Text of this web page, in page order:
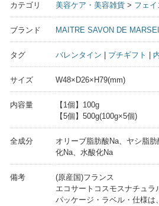
カテゴリ 美容ケア・美容雑貨 > フェ
ブランド MAITRE SAVON DE
タグ バレンタイン プチギフト
サイズ W48×D26×H79(mm)
内容量
【1個】100g
【5個】500g(100g×5個)
全成分
オリーブ脂肪酸Na、ヤシ脂
化Na、水酸化Na
備考
(原産国)フランス
エコサートコスモスナチュラ
パッケージ・ラベル・仕様は